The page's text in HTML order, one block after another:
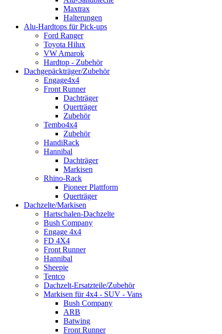
Maxtrax
Halterungen
Alu-Hardtops für Pick-ups
Ford Ranger
Toyota Hilux
VW Amarok
Hardtop - Zubehör
Dachgepäckträger/Zubehör
Engage4x4
Front Runner
Dachträger
Querträger
Zubehör
Tembo4x4
Zubehör
HandiRack
Hannibal
Dachträger
Markisen
Rhino-Rack
Pioneer Plattform
Querträger
Dachzelte/Markisen
Hartschalen-Dachzelte
Bush Company
Engage 4x4
FD 4X4
Front Runner
Hannibal
Sheepie
Tentco
Dachzelt-Ersatzteile/Zubehör
Markisen für 4x4 - SUV - Vans
Bush Company
ARB
Batwing
Front Runner